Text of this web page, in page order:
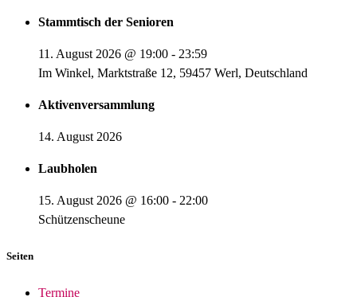
Stammtisch der Senioren
11. August 2026 @ 19:00 - 23:59
Im Winkel, Marktstraße 12, 59457 Werl, Deutschland
Aktivenversammlung
14. August 2026
Laubholen
15. August 2026 @ 16:00 - 22:00
Schützenscheune
Seiten
Termine